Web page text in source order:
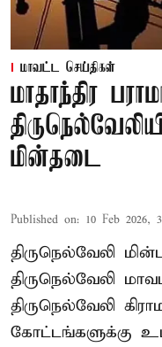
மாவட்ட செய்திகள்
மாதாந்திர
மின்தடை
Published on: 10 Feb 2026,
திருநெல்வேலி
திருநெல்வேலி
திருநெல்வேலி
கோட்டங்களுக்கு